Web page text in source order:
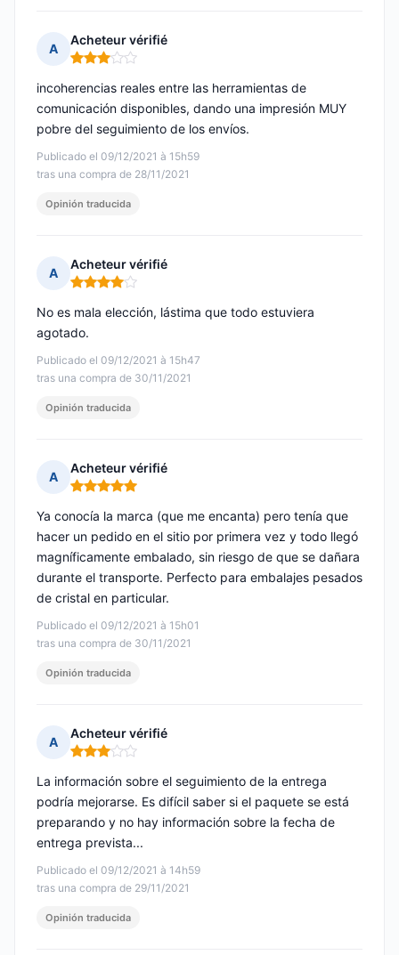
A
Acheteur vérifié
Nota: 3 de 5
Publicado el 09/12/2021 à 15h59
tras una compra de 28/11/2021
incoherencias reales entre las herramientas de
comunicación disponibles, dando una impresión MUY
pobre del seguimiento de los envíos.
Opinión traducida
A
Acheteur vérifié
Nota: 4 de 5
Publicado el 09/12/2021 à 15h47
tras una compra de 30/11/2021
No es mala elección, lástima que todo estuviera
agotado.
Opinión traducida
A
Acheteur vérifié
Nota: 5 de 5
Publicado el 09/12/2021 à 15h01
tras una compra de 30/11/2021
Ya conocía la marca (que me encanta) pero tenía que
hacer un pedido en el sitio por primera vez y todo llegó
magníficamente embalado, sin riesgo de que se dañara
durante el transporte. Perfecto para embalajes pesados
de cristal en particular.
Opinión traducida
A
Acheteur vérifié
Nota: 3 de 5
Publicado el 09/12/2021 à 14h59
tras una compra de 29/11/2021
La información sobre el seguimiento de la entrega
podría mejorarse. Es difícil saber si el paquete se está
preparando y no hay información sobre la fecha de
entrega prevista...
Opinión traducida